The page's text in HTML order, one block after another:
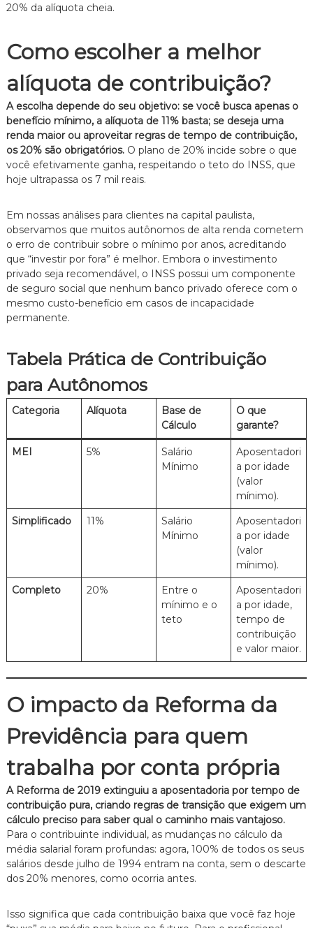
20% da alíquota cheia.
Como escolher a melhor
alíquota de contribuição?
A escolha depende do seu objetivo: se você busca apenas o
benefício mínimo, a alíquota de 11% basta; se deseja uma
renda maior ou aproveitar regras de tempo de contribuição,
os 20% são obrigatórios.O plano de 20% incide sobre o que
você efetivamente ganha, respeitando o teto do INSS, que
hoje ultrapassa os 7 mil reais.
Em nossas análises para clientes na capital paulista,
observamos que muitos autônomos de alta renda cometem
o erro de contribuir sobre o mínimo por anos, acreditando
que “investir por fora” é melhor. Embora o investimento
privado seja recomendável, o INSS possui um componente
de seguro social que nenhum banco privado oferece com o
mesmo custo-benefício em casos de incapacidade
permanente.
Tabela Prática de Contribuição
para Autônomos
Categoria Alíquota
Base de
Cálculo
O que
garante?
MEI 5%
Salário
Mínimo
Aposentadori
a por idade
(valor
mínimo).
Simplificado
11%
Salário
Mínimo
Aposentadori
a por idade
(valor
mínimo).
Completo
20%
Entre o
mínimo e o
teto
Aposentadori
a por idade,
tempo de
contribuição
e valor maior.
O impacto da Reforma da
Previdência para quem
trabalha por conta própria
A Reforma de 2019 extinguiu a aposentadoria por tempo de
contribuição pura, criando regras de transição que exigem um
cálculo preciso para saber qual o caminho mais vantajoso.
Para o contribuinte individual, as mudanças no cálculo da
média salarial foram profundas: agora, 100% de todos os seus
salários desde julho de 1994 entram na conta, sem o descarte
dos 20% menores, como ocorria antes.
Isso significa que cada contribuição baixa que você faz hoje